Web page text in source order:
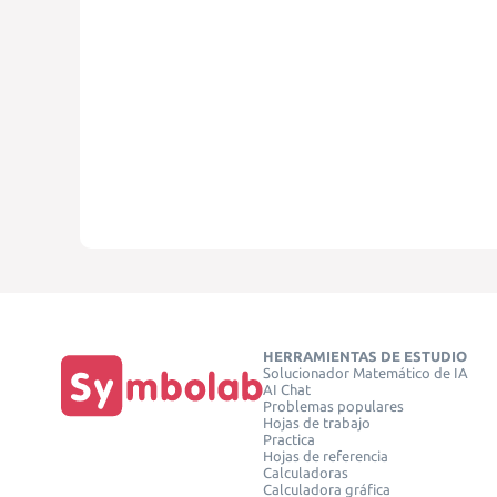
HERRAMIENTAS DE ESTUDIO
Solucionador Matemático de IA
AI Chat
Problemas populares
Hojas de trabajo
Practica
Hojas de referencia
Calculadoras
Calculadora gráfica